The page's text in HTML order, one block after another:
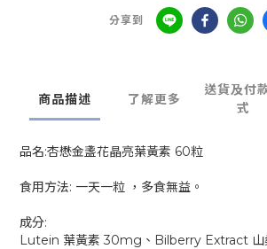
分享到
商品描述 了解更多
送貨及付
式
品名:杏懋金盞花晶亮葉黃素 60粒
食用方法: 一天一粒 ，多食無益。
成分:
Lutein 葉黃素 30mg、Bilberry Extract 山